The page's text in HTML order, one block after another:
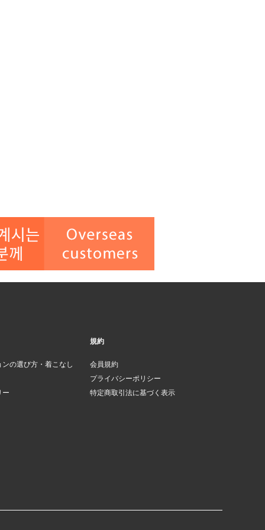
ンの選び方・着こなし
ー
規約
会員規約
プライバシーポリシー
特定商取引法に基づく表示